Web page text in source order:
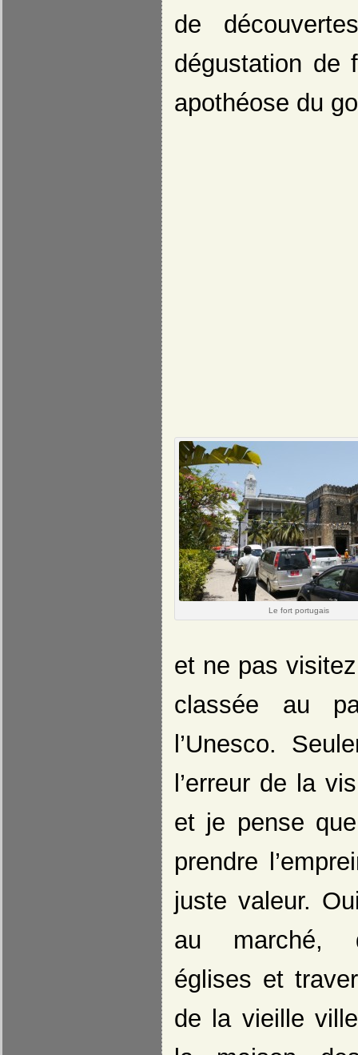
de
dégustation de
apothéose du
Le fort portugais
et ne pas
classée au
l’Unesco.
l’erreur de la
et je pense
prendre
juste valeur.
au marché,
églises et
de la vieille